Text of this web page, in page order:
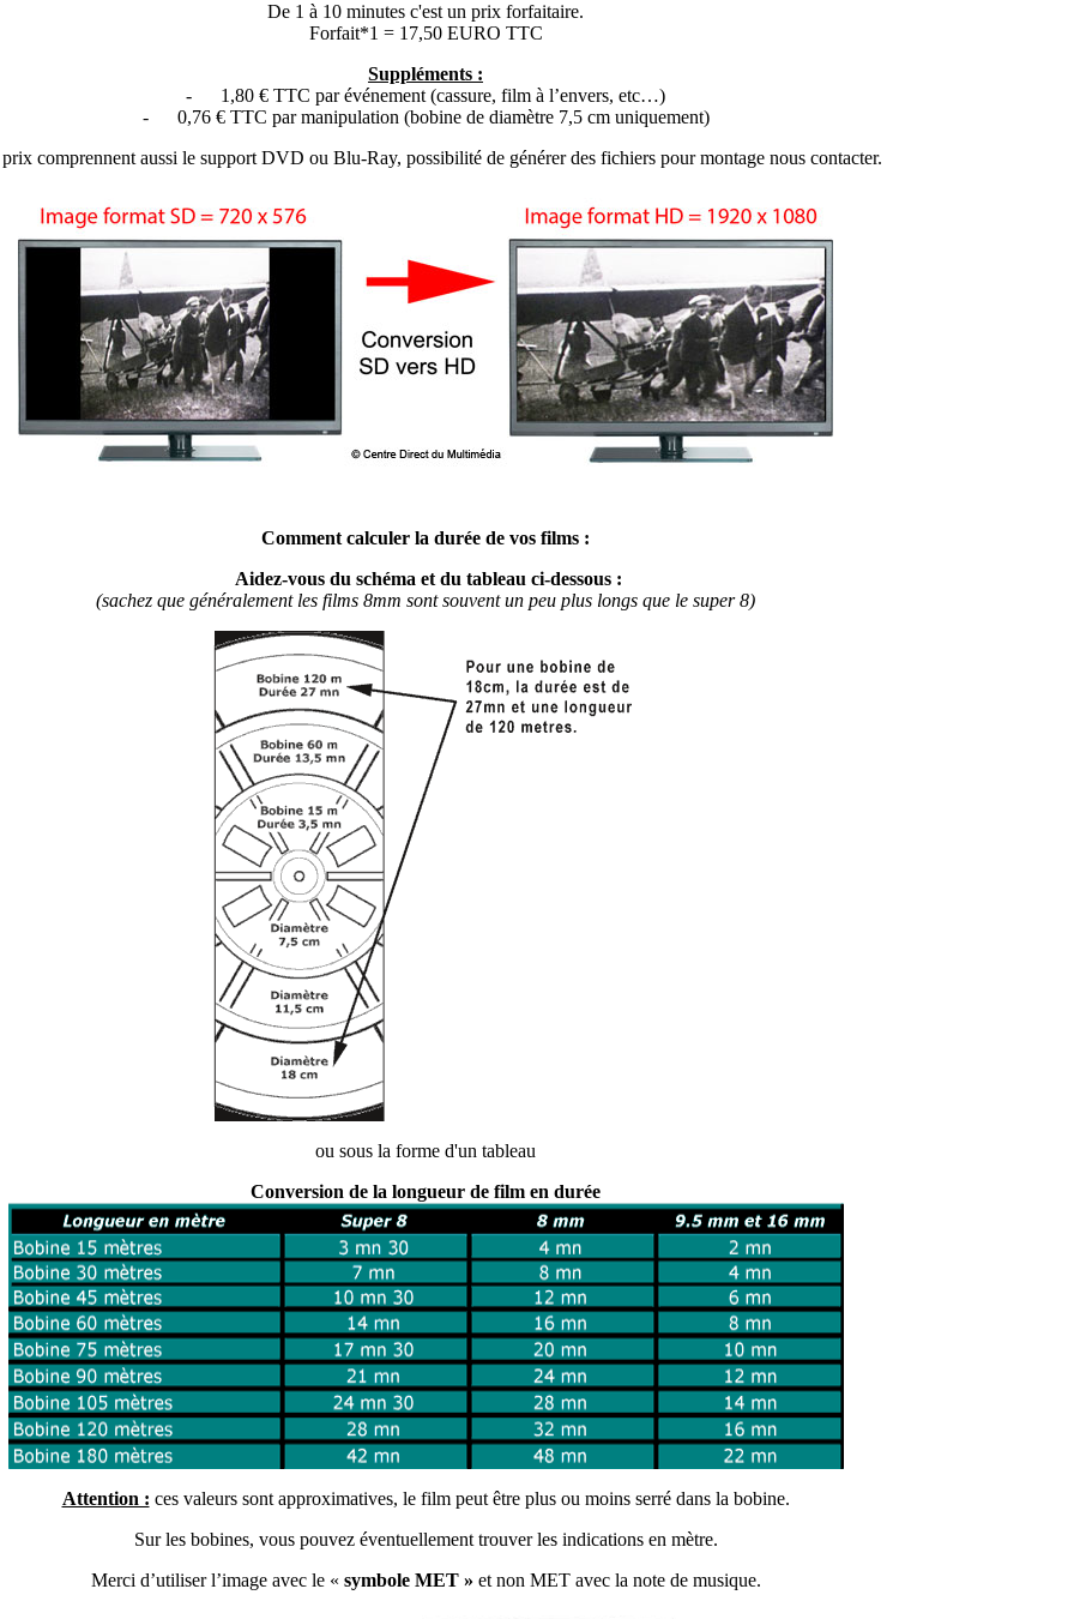
De 1 à 10 minutes c'est un prix forfaitaire.
Forfait*1 = 17,50 EURO TTC
Suppléments :
- 1,80 € TTC par événement (cassure, film à l’envers, etc…)
- 0,76 € TTC par manipulation (bobine de diamètre 7,5 cm uniquement)
comprennent aussi le support DVD ou Blu-Ray, possibilité de générer des fichiers pour montage nous contacter.
Comment calculer la durée de vos films :
Aidez-vous du schéma et du tableau ci-dessous :
(sachez que généralement les films 8mm sont souvent un peu plus longs que le super 8)
ou sous la forme d'un tableau
Conversion de la longueur de film en durée
Attention : ces valeurs sont approximatives, le film peut être plus ou moins serré dans la bobine.
Sur les bobines, vous pouvez éventuellement trouver les indications en mètre.
Merci d’utiliser l’image avec le « symbole MET » et non MET avec la note de musique.